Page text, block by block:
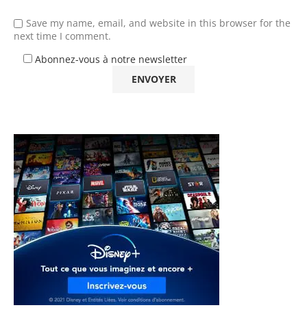
Save my name, email, and website in this browser for the
next time I comment.
Abonnez-vous à notre newsletter